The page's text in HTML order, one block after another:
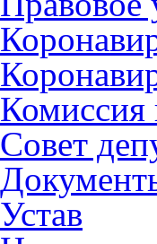
Комиссия
Совет
Устав